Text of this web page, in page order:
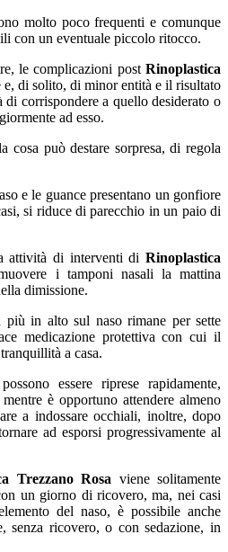
molto poco frequenti e comunque
con un eventuale piccolo ritocco.
le complicazioni post Rinoplastica
e, di solito, di minor entità e il risultato
di corrispondere a quello desiderato o
ad esso.
cosa può destare sorpresa, di regola
e le guance presentano un gonfiore
si riduce di parecchio in un paio di
attività di interventi di Rinoplastica
i tamponi nasali la mattina
dimissione.
più in alto sul naso rimane per sette
medicazione protettiva con cui il
a casa.
essere riprese rapidamente,
è opportuno attendere almeno
a indossare occhiali, inoltre, dopo
ad esporsi progressivamente al
Trezzano Rosa viene solitamente
un giorno di ricovero, ma, nei casi
del naso, è possibile anche
senza ricovero, o con sedazione, in